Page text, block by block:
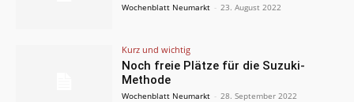
Wochenblatt Neumarkt - 23. August 2022
Kurz und wichtig
Noch freie Plätze für die Suzuki-
Methode
Wochenblatt Neumarkt - 28. September 2022